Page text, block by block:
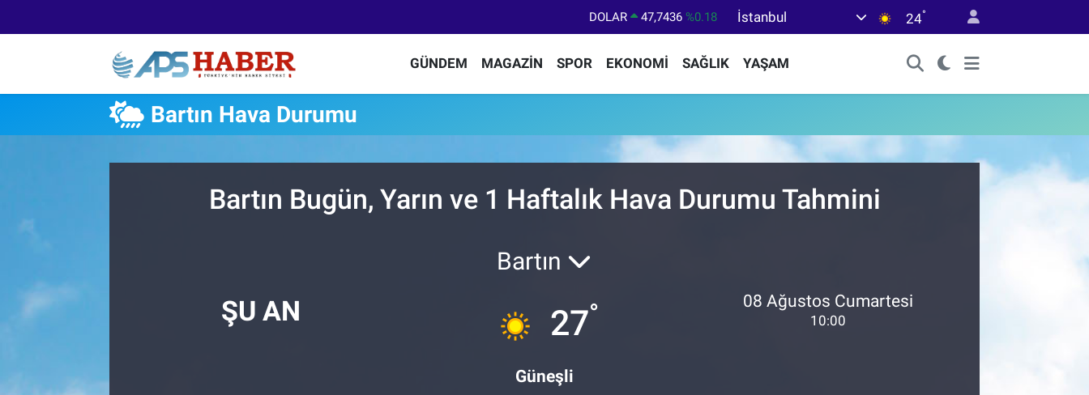
DOLAR 47,7436 %0.18
BİST100
13.779 %-14
BITCOIN
64.959,79 %1.11
İstanbul 24°
GÜNDEM MAGAZİN SPOR EKONOMİ SAĞLIK YAŞAM
Bartın Hava Durumu
Bartın Bugün, Yarın ve 1 Haftalık Hava Durumu Tahmini
ŞU AN
Bartın
27°
Güneşli
08 Ağustos Cumartesi
10:00